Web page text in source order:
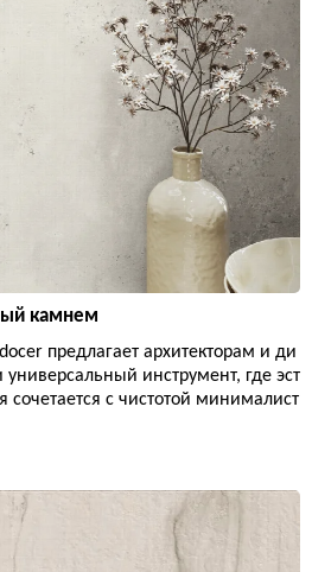
камнем
предлагает архитекторам и ди
инструмент, где эст
сочетается с чистотой минималист